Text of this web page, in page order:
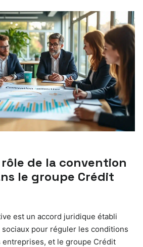
de la convention
le groupe Crédit
est un accord juridique établi
pour réguler les conditions
entreprises, et le groupe Crédit